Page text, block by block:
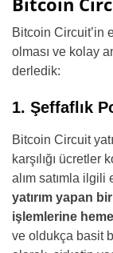
Bitcoin Circuit’in
olması ve kolay
derledik:
1. Şeffaflık
Bitcoin Circuit
karşılığı
alım satımla
yatırım yapan
işlemlerine
ve oldukça basit